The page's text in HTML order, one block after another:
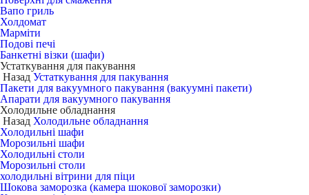
Вапо гриль
Холдомат
Марміти
Подові печі
Банкетні візки (шафи)
Устаткування для пакування
Назад Устаткування для пакування
Пакети для вакуумного пакування (вакуумні пакети)
Апарати для вакуумного пакування
Холодильне обладнання
Назад Холодильне обладнання
Холодильні шафи
Морозильні шафи
Холодильні столи
Морозильні столи
холодильні вітрини для піци
Шокова заморозка (камера шокової заморозки)